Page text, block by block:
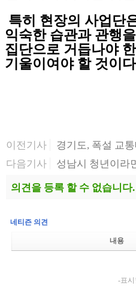
특히 현장의 사업단
익숙한 습관과 관행
집단으로 거듭나야
기울이여야 할 것이
이전기사
경기도, 폭설 교
다음기사
성남시 청년이라
의견을 등록 할 수 없습니다.
네티즌 의견
내용
-표